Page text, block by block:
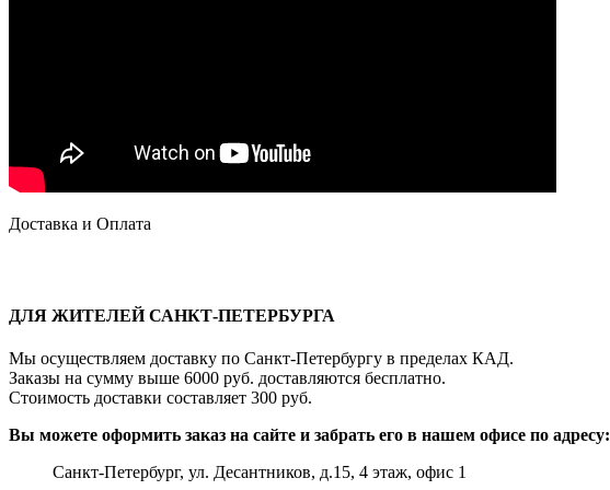
Доставка и Оплата
ДЛЯ ЖИТЕЛЕЙ САНКТ-ПЕТЕРБУРГА
Мы осуществляем доставку по Санкт-Петербургу в пределах КАД.
Заказы на сумму выше 6000 руб. доставляются бесплатно.
Стоимость доставки составляет 300 руб.
Вы можете оформить заказ на сайте и забрать его в нашем офисе по адресу:
Санкт-Петербург, ул. Десантников, д.15, 4 этаж, офис 1